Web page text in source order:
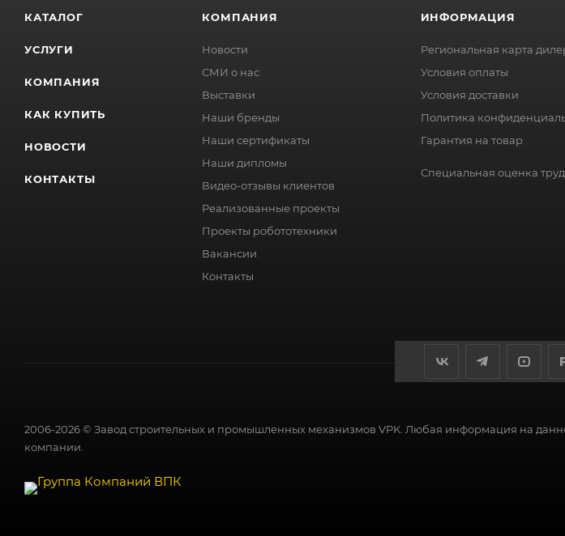
КАТАЛОГ
УСЛУГИ
КОМПАНИЯ
КАК КУПИТЬ
НОВОСТИ
КОНТАКТЫ
КОМПАНИЯ
Новости
СМИ о нас
Выставки
Наши бренды
Наши сертификаты
Наши дипломы
Видео-отзывы клиентов
Реализованные проекты
Проекты робототехники
Вакансии
Контакты
ИНФОРМАЦИЯ
Региональная карта
Условия оплаты
Условия доставки
Политика
Гарантия на товар
Специальная оценка
2006-2026 © Завод строительных и промышленных механизмов VPK. Любая информация на
компании.